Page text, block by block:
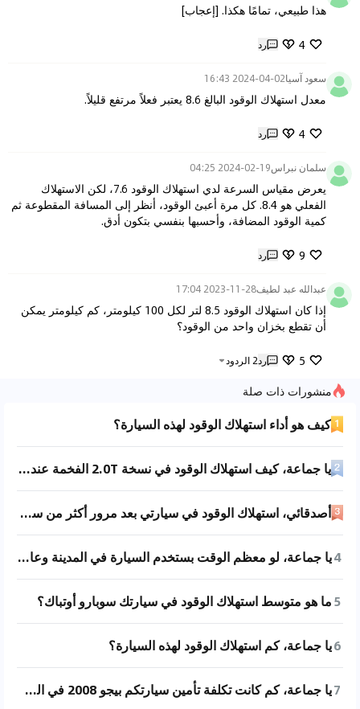
هذا طبيعي، تمامًا هكذا. [إعجاب]
4
رد
سعود آسيا2024-04-02 16:43
معدل استهلاك الوقود البالغ 8.6 يعتبر فعلاً مرتفع قليلاً.
4
رد
سلمان نبراس2024-02-19 04:25
كمية الوقود المضافة، وأحسبها بنفسي بتكون أدق.
9
رد
عبدالله عبد لطيف2023-11-28 17:04
أن تقطع بخزان واحد من الوقود؟
5
رد2الردود
منشورات ذات صلة
كيف هو أداء استهلاك الوقود لهذه السيارة؟
يا جماعة، كيف استهلاك الوقود في نسخة 2.0T الفخمة عندكم؟ أنا أفكر أشتري سيارة لأبوي بس ما يقدر يتقبل استهلاك عالي للوقود. أرجوكم أعطوني بيانات حقيقية عن استهلاك الوقود داخل المدينة.
أصدقائي، استهلاك الوقود في سيارتي بعد مرور أكثر من سنتين هو 8.2. كم استهلاك الوقود في سياراتكم؟
4 يا جماعة، لو معظم الوقت بستخدم السيارة في المدينة وعايز حاجة اقتصادية الوقود ومستقرة، تنصحوني بموديل سنة كام؟
5ما هو متوسط استهلاك الوقود في سيارتك سوبارو أوتباك؟
6يا جماعة، كم استهلاك الوقود لهذه السيارة؟
7 يا جماعة، كم كانت تكلفة تأمين سيارتكم بيجو 2008 في السنة الثانية؟ سيارتي قربت تكمل سنة وما صار لي أي حادث قبل كذا.